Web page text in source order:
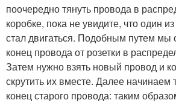
поочередно тянуть провода в
коробке, пока не увидите, что один
стал двигаться. Подобным путем мы
конец провода от розетки в
Затем нужно взять новый провод и
скрутить их вместе. Далее начинаем
конец старого провода: таким